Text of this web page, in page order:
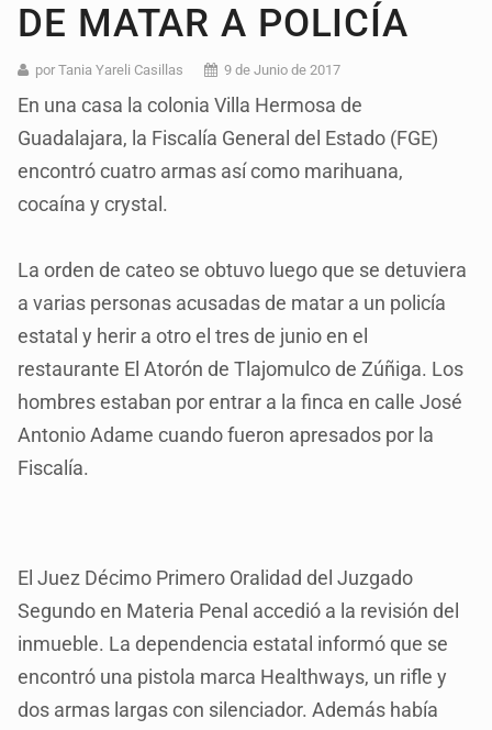
DE MATAR A POLICÍA
por Tania Yareli Casillas 9 de Junio de 2017
En una casa la colonia Villa Hermosa de
Guadalajara, la Fiscalía General del Estado (FGE)
encontró cuatro armas así como marihuana,
cocaína y crystal.
La orden de cateo se obtuvo luego que se detuviera
a varias personas acusadas de matar a un policía
estatal y herir a otro el tres de junio en el
restaurante El Atorón de Tlajomulco de Zúñiga. Los
hombres estaban por entrar a la finca en calle José
Antonio Adame cuando fueron apresados por la
Fiscalía.
El Juez Décimo Primero Oralidad del Juzgado
Segundo en Materia Penal accedió a la revisión del
inmueble. La dependencia estatal informó que se
encontró una pistola marca Healthways, un rifle y
dos armas largas con silenciador. Además había